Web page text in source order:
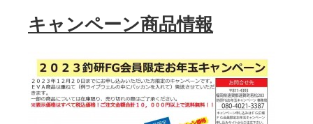
キャンペーン商品情報